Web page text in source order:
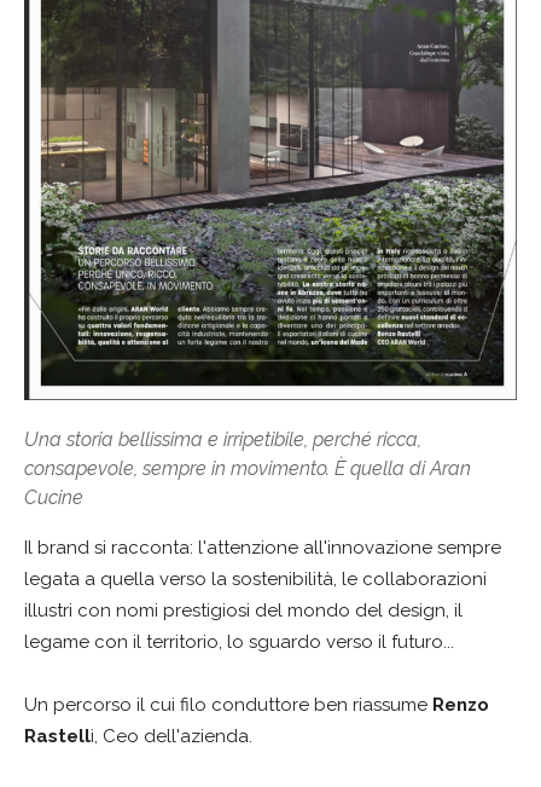
Una storia bellissima e irripetibile, perché ricca,
consapevole, sempre in movimento. È quella di Aran
Cucine
Il brand si racconta: l'attenzione all'innovazione sempre
legata a quella verso la sostenibilità, le collaborazioni
illustri con nomi prestigiosi del mondo del design, il
legame con il territorio, lo sguardo verso il futuro...
Un percorso il cui filo conduttore ben riassume Renzo
Rastelli, Ceo dell'azienda.